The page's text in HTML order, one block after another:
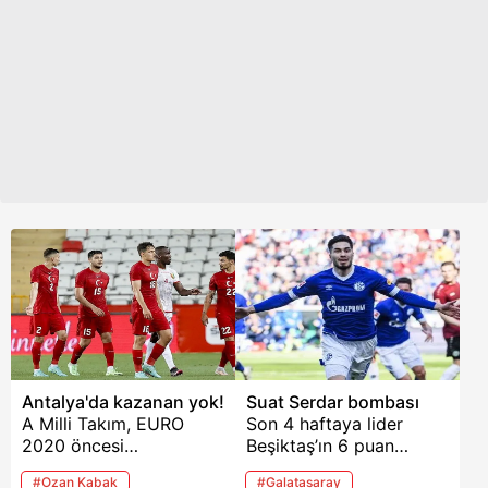
Antalya'da kazanan yok!
A Milli Takım, EURO
2020 öncesi
Antalya'daki son hazırlık
#Ozan Kabak
Suat Serdar bombası
Son 4 haftaya lider
Beşiktaş’ın 6 puan
gerisinde giren
#Galatasaray